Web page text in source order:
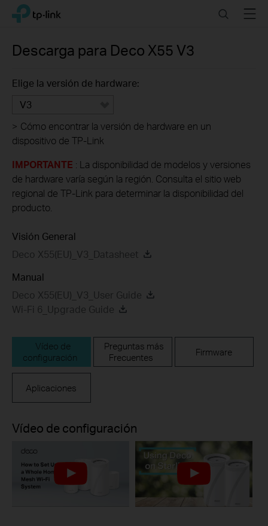
Click
navigation
TP-Link, Reliably Smart SearchMenu
Descarga para Deco X55 V3
Elige la versión de hardware:
V3
> Cómo encontrar la versión de hardware en un
dispositivo de TP-Link
IMPORTANTE : La disponibilidad de modelos y versiones
de hardware varía según la región. Consulta el sitio web
regional de TP-Link para determinar la disponibilidad del
producto.
Visión General
Deco X55(EU)_V3_Datasheet
Manual
Deco X55(EU)_V3_User Guide
Wi-Fi 6_Upgrade Guide
Vídeo de
configuración
Preguntas más
Frecuentes
Firmware
Aplicaciones
Vídeo de configuración